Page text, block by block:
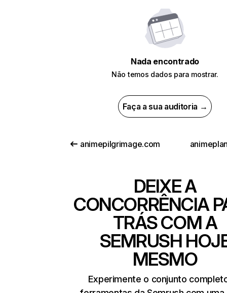
Nada encontrado
Não temos dados para mostrar.
Faça a sua auditoria →
animepilgrimage.com
DEIXE A
CONCORRÊNCIA
TRÁS COM A
SEMRUSH
MESMO
Experimente o conjunto